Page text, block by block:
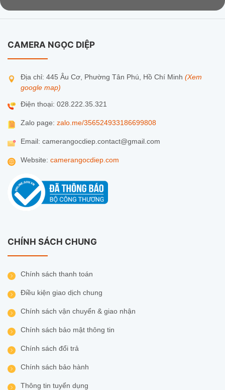
CAMERA NGỌC DIỆP
Địa chỉ: 445 Âu Cơ, Phường Tân Phú, Hồ Chí Minh (Xem
google map)
Điện thoại: 028.222.35.321
Zalo page: zalo.me/356524933186699808
Email: camerangocdiep.contact@gmail.com
Website: camerangocdiep.com
CHÍNH SÁCH CHUNG
Chính sách thanh toán
Điều kiện giao dịch chung
Chính sách vận chuyển & giao nhận
Chính sách bảo mật thông tin
Chính sách đổi trả
Chính sách bảo hành
Thông tin tuyển dụng